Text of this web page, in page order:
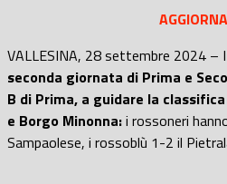
VALLESINA, 28 settembre 2024 – I
seconda giornata di Prima e
B di Prima, a guidare la
e Borgo Minonna:i rossoneri
Sampaolese, i rossoblù 1-2 il